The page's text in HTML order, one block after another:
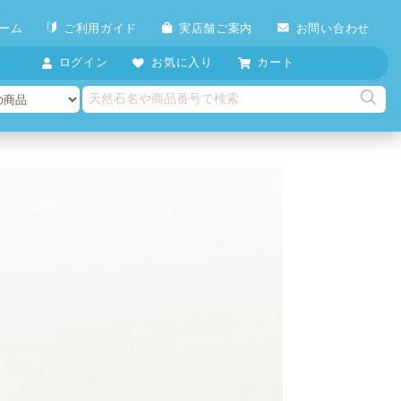
ム ご利用ガイド 実店舗ご案内 お問い合わせ
ログイン お気に入り カート